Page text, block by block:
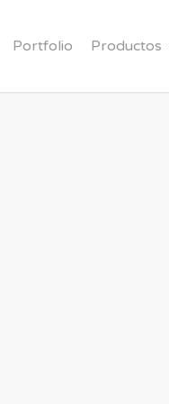
Portfolio Productos